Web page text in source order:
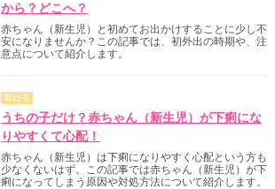
から？どこへ？
赤ちゃん（新生児）と初めてお出かけすることに少し不
安になりませんか？この記事では、初外出の時期や、注
意点について紹介します。
尋ねる
うちの子だけ？赤ちゃん（新生児）が下痢にな
りやすくて心配！
赤ちゃん（新生児）は下痢になりやすく心配という方も
少なくないはず。この記事では赤ちゃん（新生児）が下
痢になってしまう原因や対処方法について紹介します。